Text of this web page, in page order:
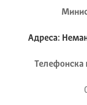
Адреса: